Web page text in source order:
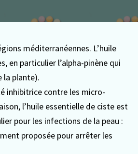
méditerranéennes. L’huile
en particulier l’alpha-pinène qui
la plante).
inhibitrice contre les micro-
l’huile essentielle de ciste est
pour les infections de la peau :
proposée pour arrêter les